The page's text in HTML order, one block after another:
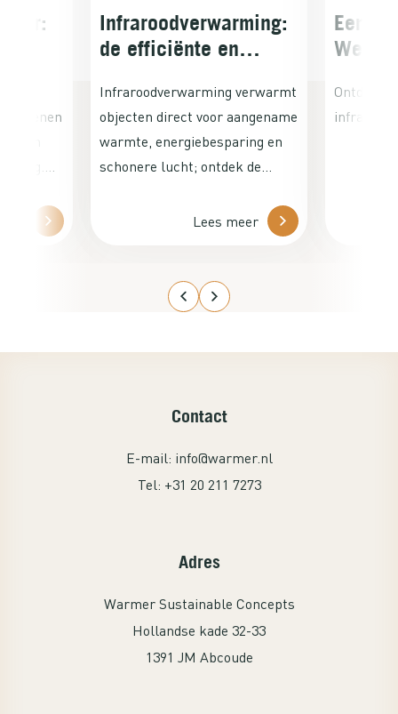
Infraroodverwarming:
de efficiënte en
om uw huis te
verwarmen
Infraroodverwarming verwarmt
objecten direct voor aangename
warmte, energiebesparing en
schonere lucht; ontdek de
Lees meer
Een
Ontdek
Adres
Warmer Sustainable Concepts
Hollandse kade 32-33
1391 JM Abcoude
Contact
E-mail: info@warmer.nl
Tel: +31 20 211 7273